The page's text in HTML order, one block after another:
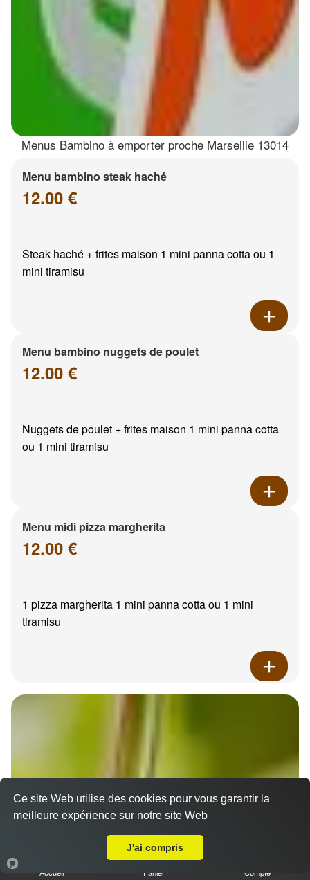
Menus Bambino à emporter proche Marseille 13014
Menu bambino steak haché
12.00 €
Steak haché + frites maison 1 mini panna cotta ou 1
mini tiramisu
Menu bambino nuggets de poulet
12.00 €
Nuggets de poulet + frites maison 1 mini panna cotta
ou 1 mini tiramisu
Menu midi pizza margherita
12.00 €
1 pizza margherita 1 mini panna cotta ou 1 mini
tiramisu
Accueil Panier Compte
Ce site Web utilise des cookies pour vous garantir la
meilleure expérience sur notre site Web
J'ai compris